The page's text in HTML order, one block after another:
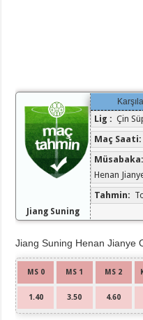
Jiang Suning
Lig : Çin
Maç Saati:
Müsabaka:
Henan
Tahmin:
Jiang Suning Henan Jianye
MS 0 MS 1 MS 2
1.40 3.50 4.60